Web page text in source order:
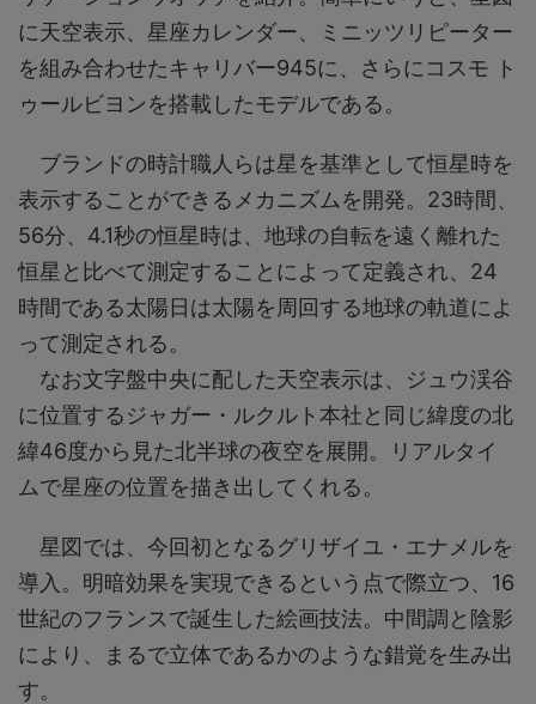
に天空表示、星座カレンダー、ミニッツリピーター
を組み合わせたキャリバー945に、さらにコスモ ト
ゥールビヨンを搭載したモデルである。
ブランドの時計職人らは星を基準として恒星時を
表示することができるメカニズムを開発。23時間、
56分、4.1秒の恒星時は、地球の自転を遠く離れた
恒星と比べて測定することによって定義され、24
時間である太陽日は太陽を周回する地球の軌道によ
って測定される。
なお文字盤中央に配した天空表示は、ジュウ渓谷
に位置するジャガー・ルクルト本社と同じ緯度の北
緯46度から見た北半球の夜空を展開。リアルタイ
ムで星座の位置を描き出してくれる。
星図では、今回初となるグリザイユ・エナメルを
導入。明暗効果を実現できるという点で際立つ、16
世紀のフランスで誕生した絵画技法。中間調と陰影
により、まるで立体であるかのような錯覚を生み出
す。